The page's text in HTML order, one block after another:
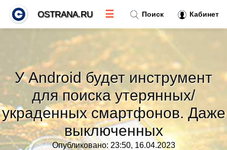
У Android будет инструмент
для поиска утерянных/
украденных смартфонов. Даже
выключенных
Опубликовано: 23:50, 16.04.2023
Поиск Кабинет
OSTRANA.RU ☰
Тренды новостей »
Рубрики»
Правила»